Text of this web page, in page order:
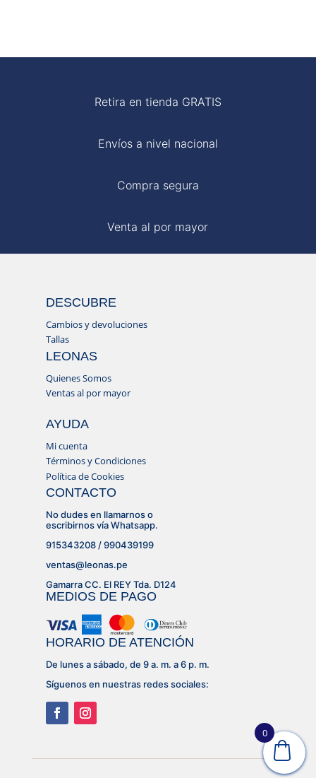
Retira en tienda GRATIS
Envíos a nivel nacional
Compra segura
Venta al por mayor
DESCUBRE
Cambios y devoluciones
Tallas
LEONAS
Quienes Somos
Ventas al por mayor
AYUDA
Mi cuenta
Términos y Condiciones
Política de Cookies
CONTACTO
No dudes en llamarnos o
escribirnos vía Whatsapp.
915343208 / 990439199
ventas@leonas.pe
Gamarra CC. El REY Tda. D124
MEDIOS DE PAGO
HORARIO DE ATENCIÓN
De lunes a sábado, de 9 a. m. a 6 p. m.
Síguenos en nuestras redes sociales:
0